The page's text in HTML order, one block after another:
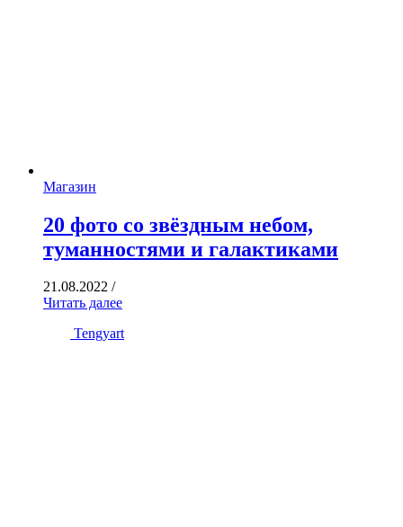
Магазин
20 фото со звёздным небом,
туманностями и галактиками
21.08.2022 /
Читать далее
Tengyart